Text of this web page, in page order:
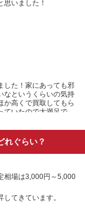
いました！
した！家にあっても邪
なというくらいの気持
か高くで買取してもら
ていたので大満足で
れぐらい？
相場は3,000円～5,000
てきています。